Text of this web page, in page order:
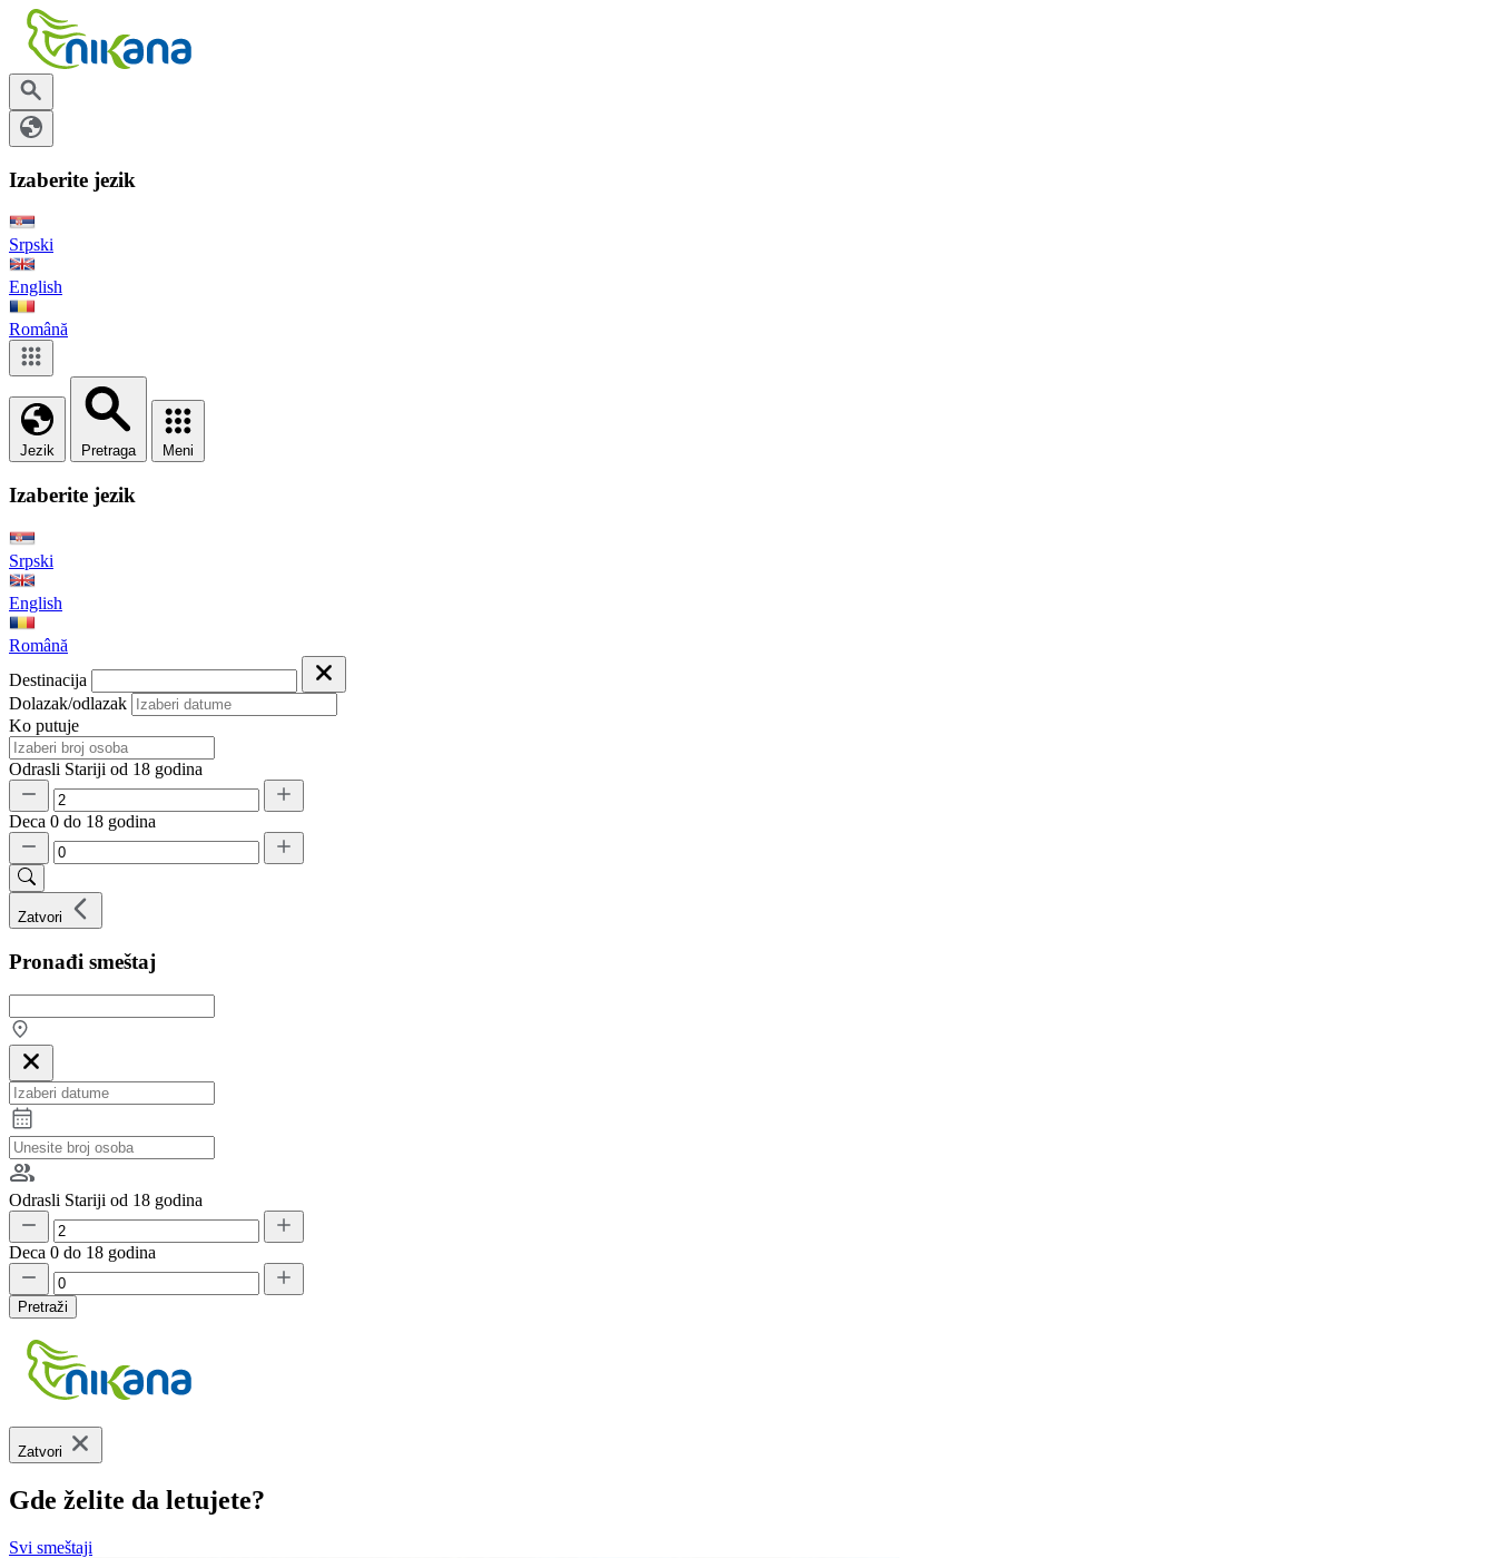
Izaberite jezik
Srpski
English
Română
Jezik Pretraga Meni
Izaberite jezik
Srpski
English
Română
Destinacija
Dolazak/odlazak
Ko putuje
Odrasli Stariji od 18 godina
Deca 0 do 18 godina
Zatvori
Pronađi smeštaj
Odrasli Stariji od 18 godina
Deca 0 do 18 godina
Pretraži
Zatvori
Gde želite da letujete?
Svi smeštaji